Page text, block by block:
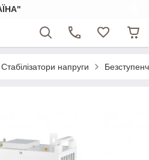
Стабілізатори напруги